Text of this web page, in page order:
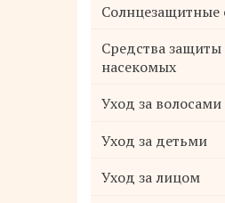
Солнцезащитные
Средства защиты
насекомых
Уход за волосами
Уход за детьми
Уход за лицом